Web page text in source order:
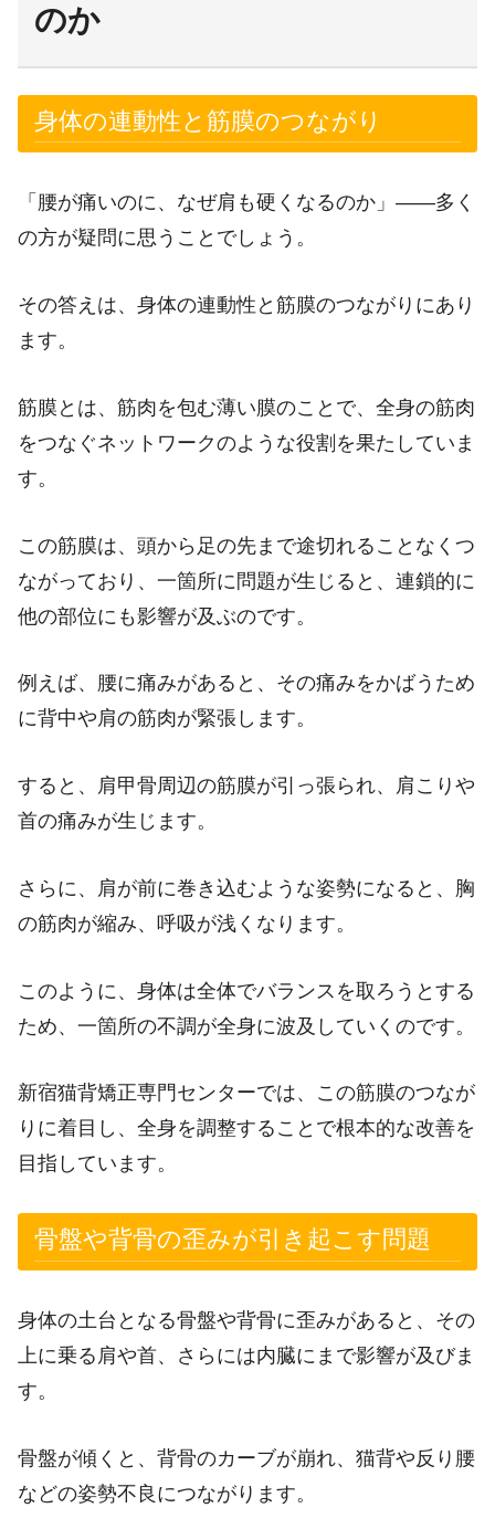
のか
身体の連動性と筋膜のつながり
「腰が痛いのに、なぜ肩も硬くなるのか」――多く
の方が疑問に思うことでしょう。
その答えは、身体の連動性と筋膜のつながりにあり
ます。
筋膜とは、筋肉を包む薄い膜のことで、全身の筋肉
をつなぐネットワークのような役割を果たしていま
す。
この筋膜は、頭から足の先まで途切れることなくつ
ながっており、一箇所に問題が生じると、連鎖的に
他の部位にも影響が及ぶのです。
例えば、腰に痛みがあると、その痛みをかばうため
に背中や肩の筋肉が緊張します。
すると、肩甲骨周辺の筋膜が引っ張られ、肩こりや
首の痛みが生じます。
さらに、肩が前に巻き込むような姿勢になると、胸
の筋肉が縮み、呼吸が浅くなります。
このように、身体は全体でバランスを取ろうとする
ため、一箇所の不調が全身に波及していくのです。
新宿猫背矯正専門センターでは、この筋膜のつなが
りに着目し、全身を調整することで根本的な改善を
目指しています。
骨盤や背骨の歪みが引き起こす問題
身体の土台となる骨盤や背骨に歪みがあると、その
上に乗る肩や首、さらには内臓にまで影響が及びま
す。
骨盤が傾くと、背骨のカーブが崩れ、猫背や反り腰
などの姿勢不良につながります。